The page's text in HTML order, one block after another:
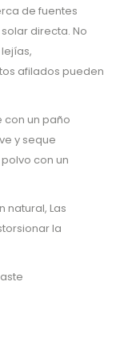
de fuentes
directa. No
afilados pueden
con un paño
y seque
con un
natural, Las
la